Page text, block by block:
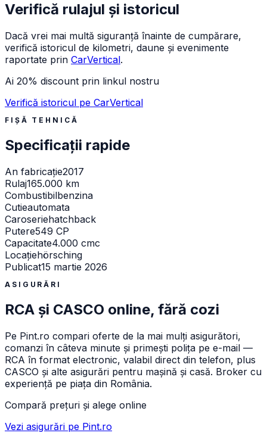
Verifică rulajul și istoricul
Dacă vrei mai multă siguranță înainte de cumpărare,
verifică istoricul de kilometri, daune și evenimente
raportate prin CarVertical.
Ai 20% discount prin linkul nostru
Verifică istoricul pe CarVertical
FIȘĂ TEHNICĂ
Specificații rapide
An fabricație2017
Rulaj165.000 km
Combustibilbenzina
Cutieautomata
Caroseriehatchback
Putere549 CP
Capacitate4.000 cmc
Locațiehörsching
Publicat15 martie 2026
ASIGURĂRI
RCA și CASCO online, fără cozi
Pe Pint.ro compari oferte de la mai mulți asigurători,
comanzi în câteva minute și primești polița pe e-mail —
RCA în format electronic, valabil direct din telefon, plus
CASCO și alte asigurări pentru mașină și casă. Broker cu
experiență pe piața din România.
Compară prețuri și alege online
Vezi asigurări pe Pint.ro